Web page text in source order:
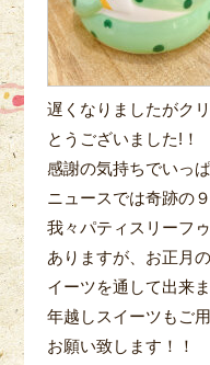
遅くなりましたがク
とうございました!！
感謝の気持ちでいっ
ニュースでは奇跡の
我々パティスリーフ
ありますが、お正月
イーツを通して出来
年越しスイーツもご
お願い致します！！